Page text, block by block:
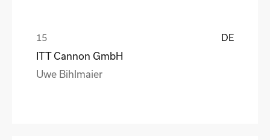
DE
ITT Cannon GmbH
Uwe Bihlmaier